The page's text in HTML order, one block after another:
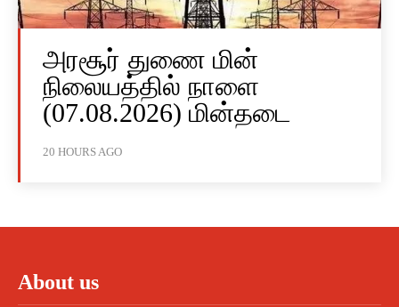
அரசூர் துணை மின்
நிலையத்தில் நாளை
(07.08.2026) மின்தடை
20 HOURS AGO
About us